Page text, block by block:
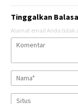
Tinggalkan
Alamat email Anda tidak